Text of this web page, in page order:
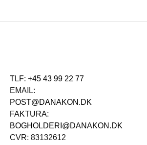
TLF: +45 43 99 22 77
EMAIL:
POST@DANAKON.DK
FAKTURA:
BOGHOLDERI@DANAKON.DK
CVR: 83132612